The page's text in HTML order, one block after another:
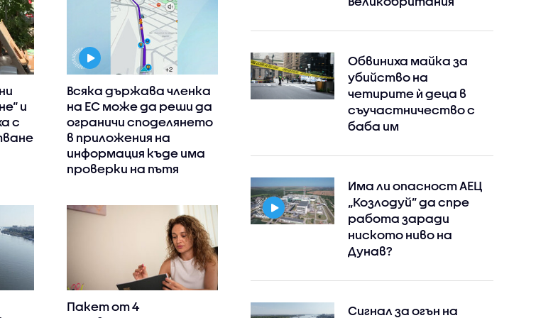
и
с
Всяка държава членка
на ЕС може да реши да
ограничи споделянето
в приложения на
информация къде има
проверки на пътя
Пакет от 4
Обвиниха майка за
убийство на
четирите ѝ деца в
съучастничество с
баба им
Има ли опасност АЕЦ
„Козлодуй” да спре
работа заради
ниското ниво на
Дунав?
Сигнал за огън на